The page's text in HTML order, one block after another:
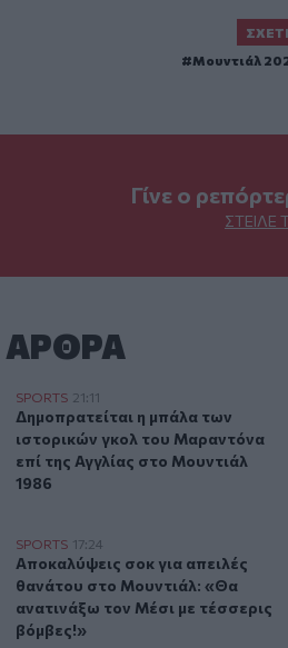
Μουντιάλ
Γίνε ο
ΣΤΕΊΛΕ
AΡΘΡΑ
των ιστορικών γκολ του
SPORTS 21:11
Δημοπρατείται η μπάλα των
Δημοπρατείται η μπάλα των
ιστορικών γκολ του Μαραντόνα
επί της Αγγλίας στο Μουντιάλ
1986
απειλές θανάτου στο
SPORTS 17:24
Aποκαλύψεις σοκ για απειλές
Aποκαλύψεις σοκ για απειλές
θανάτου στο Μουντιάλ: «Θα
ανατινάξω τον Μέσι με τέσσερις
βόμβες!»